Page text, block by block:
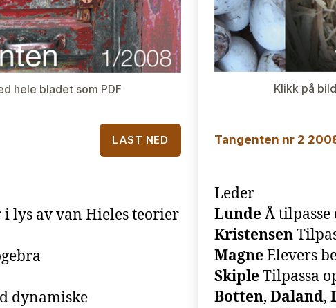
hele bladet som PDF
LAST NED
lys av van Hieles teorier
dynamiske
Klikk på
Tangenten nr 2
Leder
LundeÅ
Kristensen
MagneElevers
SkipleTilpassa
Botten, Daland,